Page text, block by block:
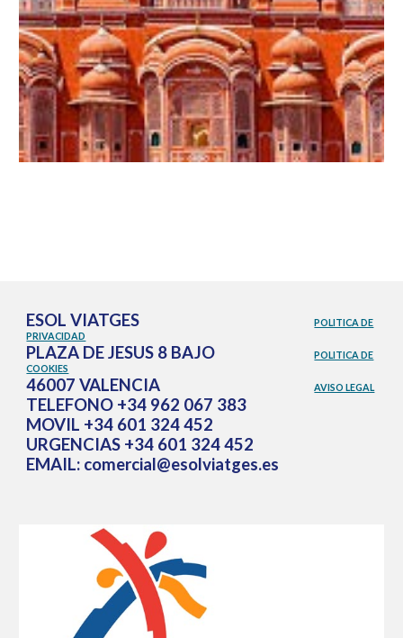
ESOL VIATGES
POLITICA DE
PRIVACIDAD
PLAZA DE JESUS 8 BAJO
POLITICA DE
COOKIES
46007 VALENCIA AVISO LEGAL
TELEFONO +34 962 067 383
MOVIL +34 601 324 452
URGENCIAS +34 601 324 452
EMAIL: comercial@esolviatges.es